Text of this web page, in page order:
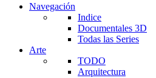
Navegación
Indice
Documentales 3D
Todas las Series
Arte
TODO
Arquitectura